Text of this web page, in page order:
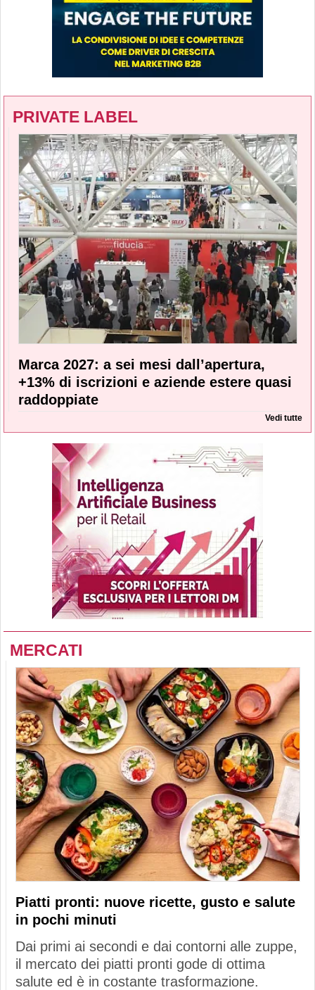
PRIVATE LABEL
Marca 2027: a sei mesi dall’apertura,
+13% di iscrizioni e aziende estere quasi
raddoppiate
Vedi tutte
MERCATI
Piatti pronti: nuove ricette, gusto e salute
in pochi minuti
Dai primi ai secondi e dai contorni alle zuppe,
il mercato dei piatti pronti gode di ottima
salute ed è in costante trasformazione.